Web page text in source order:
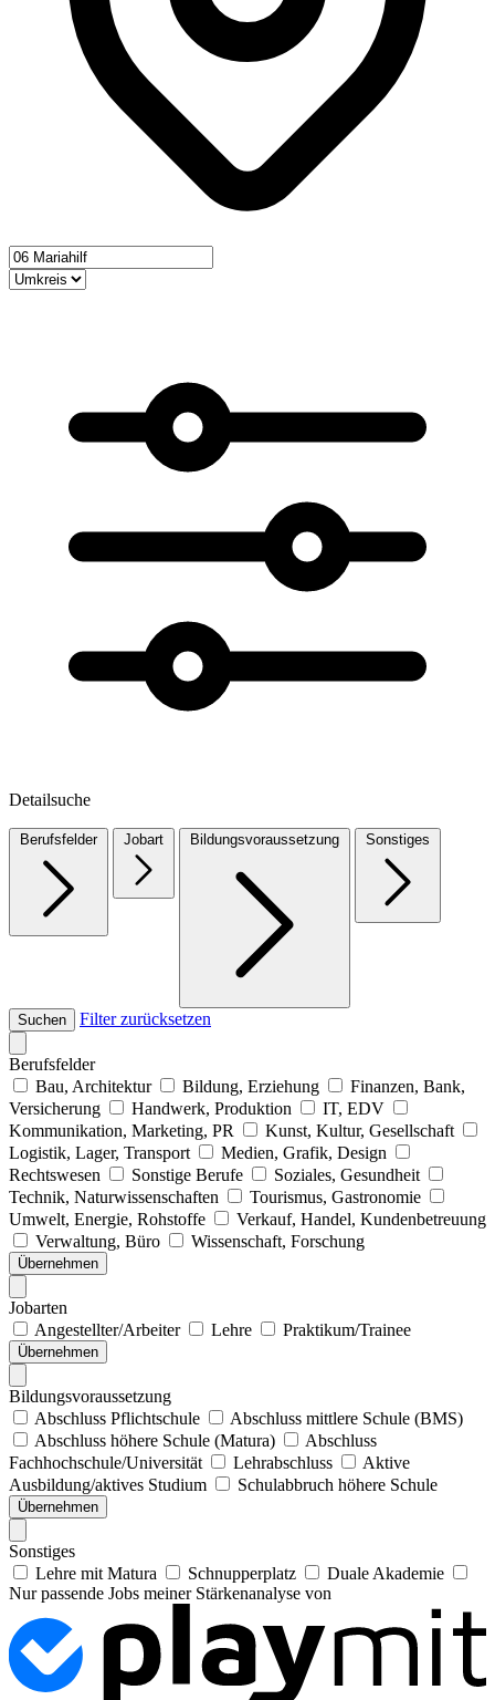
Detailsuche
Berufsfelder Jobart Bildungsvoraussetzung Sonstiges
Suchen Filter zurücksetzen
Berufsfelder
Bau, Architektur
Bildung, Erziehung
Finanzen, Bank,
Versicherung
Handwerk, Produktion
IT, EDV
Kommunikation, Marketing, PR
Kunst, Kultur, Gesellschaft
Logistik, Lager, Transport
Medien, Grafik, Design
Rechtswesen
Sonstige Berufe
Soziales, Gesundheit
Technik, Naturwissenschaften
Tourismus, Gastronomie
Umwelt, Energie, Rohstoffe
Verkauf, Handel, Kundenbetreuung
Verwaltung, Büro
Wissenschaft, Forschung
Übernehmen
Jobarten
Angestellter/Arbeiter
Lehre Praktikum/Trainee
Übernehmen
Bildungsvoraussetzung
Abschluss Pflichtschule
Abschluss mittlere Schule (BMS)
Abschluss höhere Schule (Matura)
Abschluss
Fachhochschule/Universität
Lehrabschluss
Aktive
Ausbildung/aktives Studium
Schulabbruch höhere Schule
Übernehmen
Sonstiges
Lehre mit Matura
Schnupperplatz
Duale Akademie
Nur passende Jobs meiner Stärkenanalyse von